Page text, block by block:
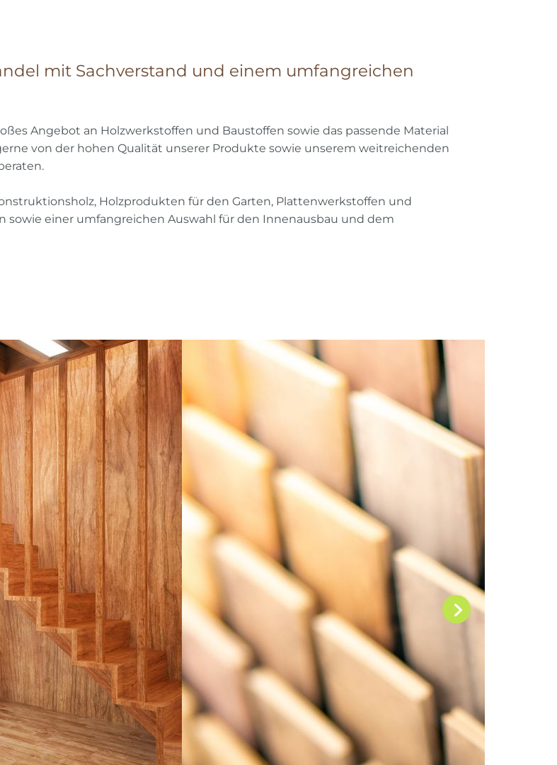
mit Sachverstand und einem umfangreichen
Angebot an Holzwerkstoffen und Baustoffen sowie das passende Material
von der hohen Qualität unserer Produkte sowie unserem weitreichenden
Holzprodukten für den Garten, Plattenwerkstoffen und
einer umfangreichen Auswahl für den Innenausbau und dem